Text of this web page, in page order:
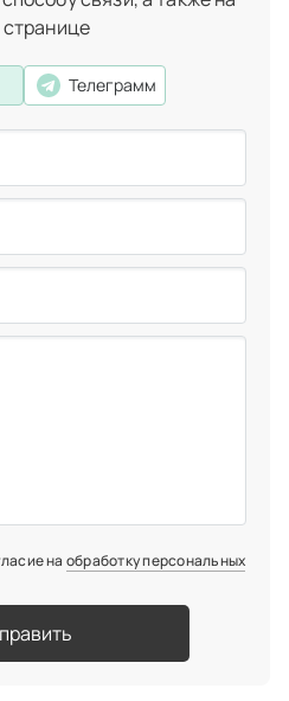
второй – постоянное
посещать ортодонта с целью
и оценки ретенции.
Олеговна
ортодонт
Телеграмм
на обработку персональных